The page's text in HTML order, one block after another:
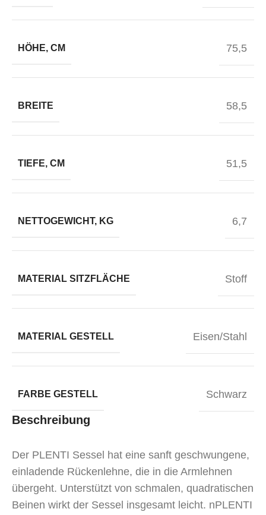
HÖHE, CM 75,5
BREITE 58,5
TIEFE, CM 51,5
NETTOGEWICHT, KG 6,7
MATERIAL SITZFLÄCHE Stoff
MATERIAL GESTELL Eisen/Stahl
FARBE GESTELL Schwarz
Beschreibung
Der PLENTI Sessel hat eine sanft geschwungene,
einladende Rückenlehne, die in die Armlehnen
übergeht. Unterstützt von schmalen, quadratischen
Beinen wirkt der Sessel insgesamt leicht. nPLENTI